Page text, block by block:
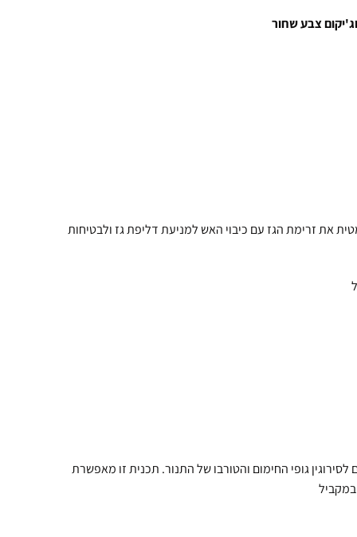
את זרימת הגז עם כיבוי האש למניעת דליפת גז ולבטיחות
גופי החימום והטורבו של התנור. תכנית זו מאפשרת